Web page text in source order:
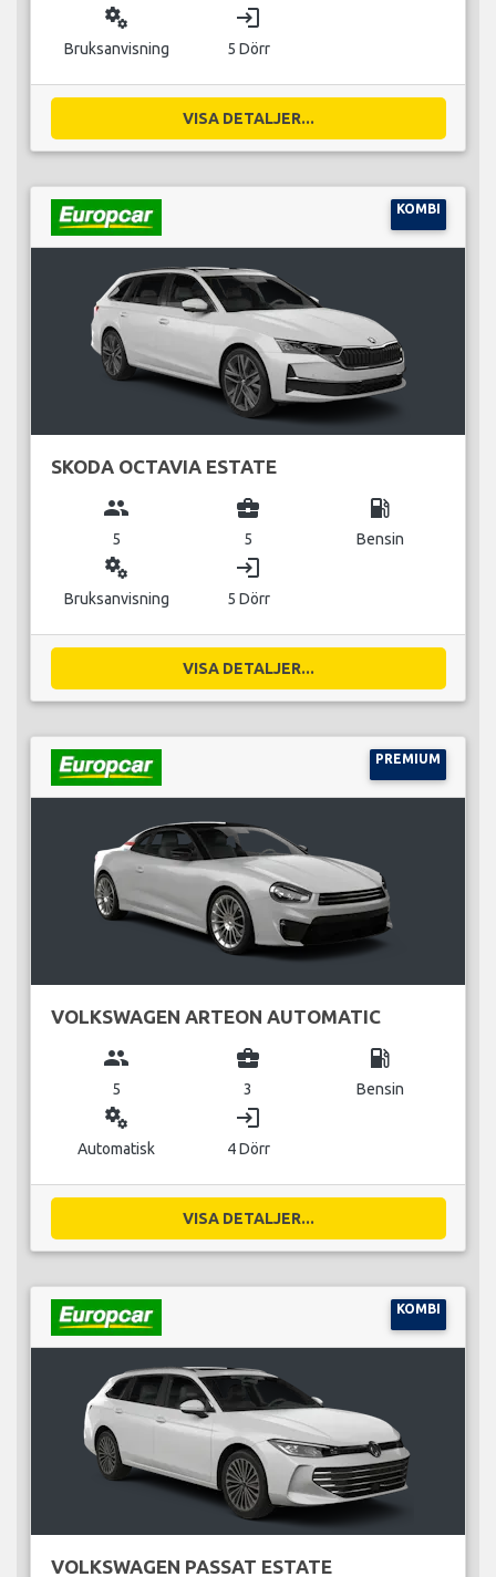
miscellaneous_services
Bruksanvisning
login
5 Dörr
VISA DETALJER...
KOMBI
SKODA OCTAVIA ESTATE
group
5
business_center
5
local_gas_station
Bensin
miscellaneous_services
Bruksanvisning
login
5 Dörr
VISA DETALJER...
PREMIUM
VOLKSWAGEN ARTEON AUTOMATIC
group
5
business_center
3
local_gas_station
Bensin
miscellaneous_services
Automatisk
login
4 Dörr
VISA DETALJER...
KOMBI
VOLKSWAGEN PASSAT ESTATE